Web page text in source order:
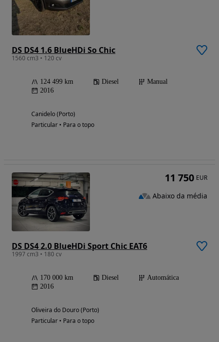
DS DS4 1.6 BlueHDi So Chic
1560 cm3 • 120 cv
124 499 km Diesel
Manual
2016
Canidelo (Porto)
Particular • Para o topo
DS DS4 2.0 BlueHDi Sport Chic EAT6
1997 cm3 • 180 cv
170 000 km Diesel
Automática
2016
Oliveira do Douro (Porto)
Particular • Para o topo
11 750 EUR
Abaixo da média